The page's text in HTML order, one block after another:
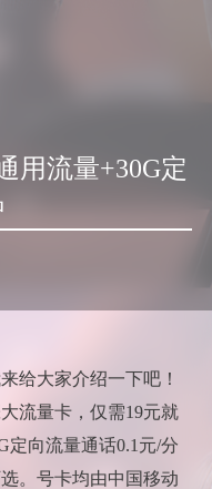
用流量+30G定
给大家介绍一下吧！
流量卡，仅需19元就
定向流量通话0.1元/分
。号卡均由中国移动